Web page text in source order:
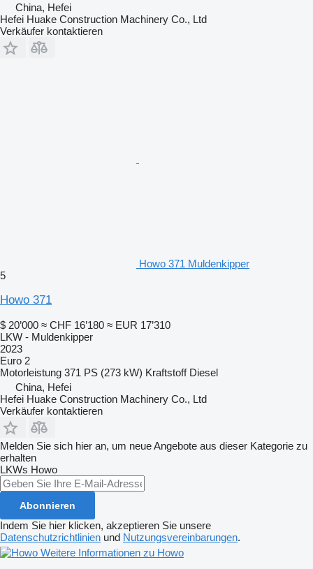
China, Hefei
Hefei Huake Construction Machinery Co., Ltd
Verkäufer kontaktieren
Howo 371 Muldenkipper
5
Howo 371
$ 20’000 ≈ CHF 16’180 ≈ EUR 17’310
LKW - Muldenkipper
2023
Euro 2
Motorleistung 371 PS (273 kW) Kraftstoff Diesel
China, Hefei
Hefei Huake Construction Machinery Co., Ltd
Verkäufer kontaktieren
Melden Sie sich hier an, um neue Angebote aus dieser Kategorie zu
erhalten
LKWs Howo
Abonnieren
Indem Sie hier klicken, akzeptieren Sie unsere
Datenschutzrichtlinien und Nutzungsvereinbarungen.
Weitere Informationen zu Howo